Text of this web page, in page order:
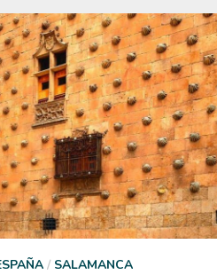
/ SALAMANCA